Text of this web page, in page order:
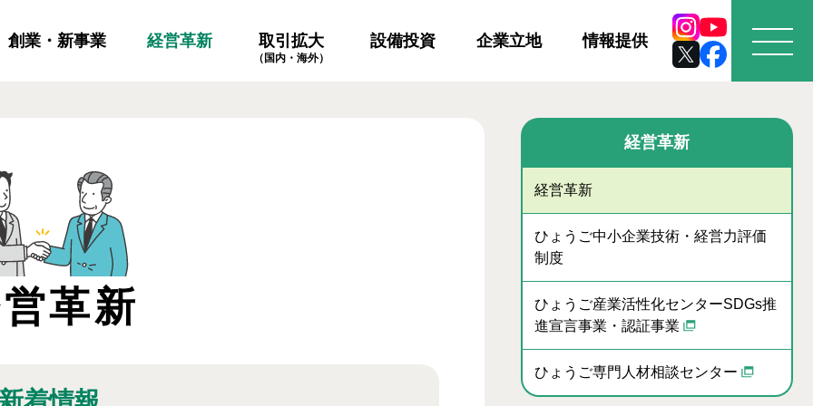
創業・新事業 経営革新 取引拡大
（国内・海外）
設備投資 企業立地 情報提供
革新
経営革新
経営革新
ひょうご中小企業技術・経営力評価
制度
ひょうご産業活性化センターSDGs推
進宣言事業・認証事業
ひょうご専門人材相談センター